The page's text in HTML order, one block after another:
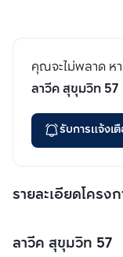
คุณจะไม่พลาด ห
ลาวีค สุขุมวิท 57
รับการแจ้งเ
รายละเอียดโครง
ลาวีค สุขุมวิท 57